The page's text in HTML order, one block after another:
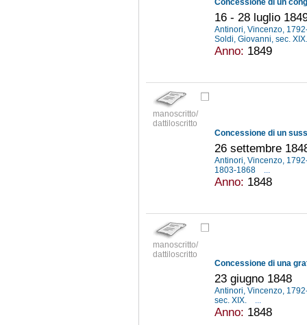
16 - 28 luglio
Antinori, Vincenzo,
Soldi, Giovanni, sec.
Anno: 1849
manoscritto/
dattiloscritto
Concessione di un
26 settembre
Antinori, Vincenzo,
1803-1868
Anno: 1848
manoscritto/
dattiloscritto
23 giugno 1848
Antinori, Vincenzo,
sec. XIX.
...
Anno: 1848